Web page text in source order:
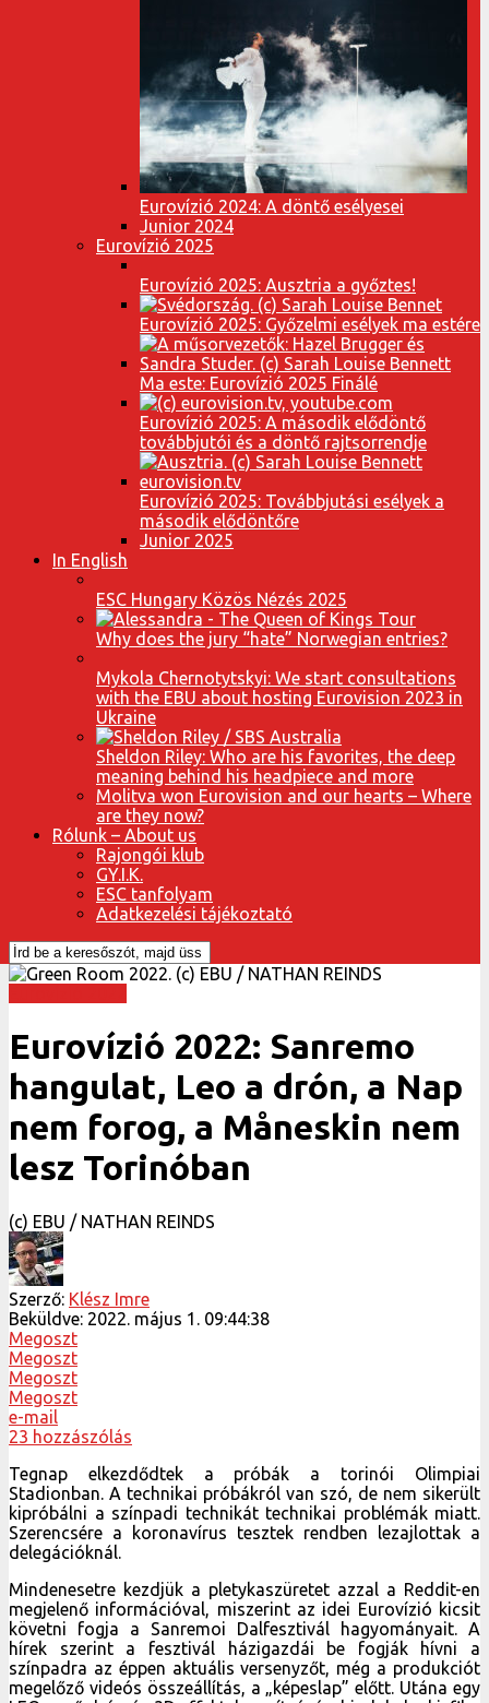
Eurovízió 2024: A döntő esélyesei
Junior 2024
Eurovízió 2025
Eurovízió 2025: Ausztria a győztes!
Eurovízió 2025: Győzelmi esélyek ma estére
Ma este: Eurovízió 2025 Finálé
Eurovízió 2025: A második elődöntő
továbbjutói és a döntő rajtsorrendje
Eurovízió 2025: Továbbjutási esélyek a
második elődöntőre
Junior 2025
In English
ESC Hungary Közös Nézés 2025
Why does the jury “hate” Norwegian entries?
Mykola Chernotytskyi: We start consultations
with the EBU about hosting Eurovision 2023 in
Ukraine
Sheldon Riley: Who are his favorites, the deep
meaning behind his headpiece and more
Molitva won Eurovision and our hearts – Where
are they now?
Rólunk – About us
Rajongói klub
GY.I.K.
ESC tanfolyam
Adatkezelési tájékoztató
Eurovízió 2022: Sanremo
hangulat, Leo a drón, a Nap
nem forog, a Måneskin nem
lesz Torinóban
(c) EBU / NATHAN REINDS
Szerző: Klész Imre
Beküldve: 2022. május 1. 09:44:38
Megoszt
Megoszt
Megoszt
Megoszt
e-mail
23 hozzászólás
Tegnap elkezdődtek a próbák a torinói Olimpiai
Stadionban. A technikai próbákról van szó, de nem sikerült
kipróbálni a színpadi technikát technikai problémák miatt.
Szerencsére a koronavírus tesztek rendben lezajlottak a
delegációknál.
Mindenesetre kezdjük a pletykaszüretet azzal a Reddit-en
megjelenő információval, miszerint az idei Eurovízió kicsit
követni fogja a Sanremoi Dalfesztivál hagyományait. A
hírek szerint a fesztivál házigazdái be fogják hívni a
színpadra az éppen aktuális versenyzőt, még a produkciót
megelőző videós összeállítás, a „képeslap” előtt. Utána egy